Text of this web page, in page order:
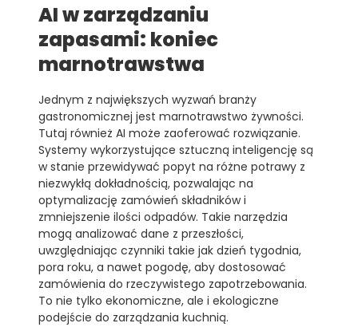
AI w zarządzaniu
zapasami: koniec
marnotrawstwa
Jednym z największych wyzwań branży
gastronomicznej jest marnotrawstwo żywności.
Tutaj również AI może zaoferować rozwiązanie.
Systemy wykorzystujące sztuczną inteligencję są
w stanie przewidywać popyt na różne potrawy z
niezwykłą dokładnością, pozwalając na
optymalizację zamówień składników i
zmniejszenie ilości odpadów. Takie narzędzia
mogą analizować dane z przeszłości,
uwzględniając czynniki takie jak dzień tygodnia,
pora roku, a nawet pogodę, aby dostosować
zamówienia do rzeczywistego zapotrzebowania.
To nie tylko ekonomiczne, ale i ekologiczne
podejście do zarządzania kuchnią.